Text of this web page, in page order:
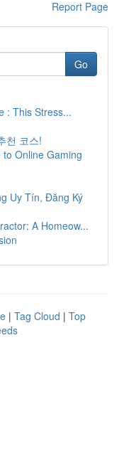
Report Page
Go
: This Stress...
천 코스!
Online Gaming
Uy Tín, Đăng Ký
A Homeow...
| Tag Cloud | Top